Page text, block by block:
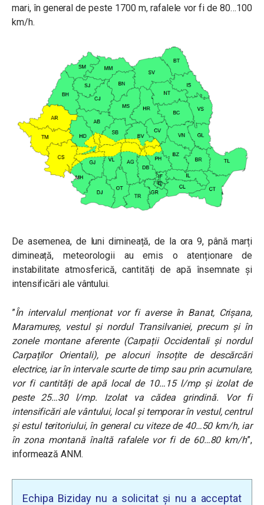
mari, în general de peste 1700 m, rafalele vor fi de 80…100
km/h.
De asemenea, de luni dimineață, de la ora 9, până marți
dimineață, meteorologii au emis o atenționare de
instabilitate atmosferică, cantități de apă însemnate și
intensificări ale vântului.
”În intervalul menționat vor fi averse în Banat, Crișana,
Maramureș, vestul și nordul Transilvaniei, precum și în
zonele montane aferente (Carpații Occidentali și nordul
Carpaților Orientali), pe alocuri însoțite de descărcări
electrice, iar în intervale scurte de timp sau prin acumulare,
vor fi cantități de apă local de 10…15 l/mp și izolat de
peste 25…30 l/mp. Izolat va cădea grindină.
Vor fi
intensificări ale vântului, local și temporar în vestul, centrul
și estul teritoriului, în general cu viteze de 40…50 km/h, iar
în zona montană înaltă rafalele vor fi de 60…80 km/h”,
informează ANM.
Echipa Biziday nu a solicitat și nu a acceptat